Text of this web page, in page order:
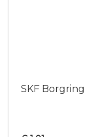
SKF